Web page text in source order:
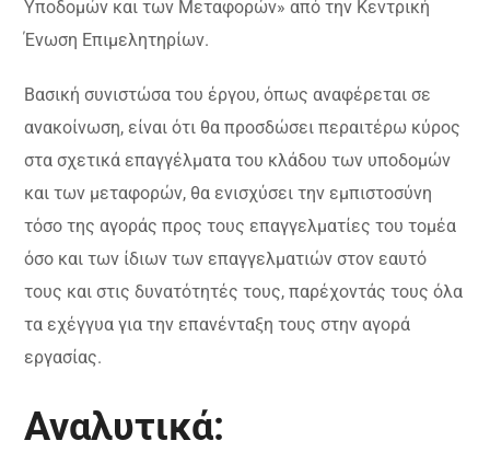
Υποδομών και των Μεταφορών» από την Κεντρική
Ένωση Επιμελητηρίων.
Βασική συνιστώσα του έργου, όπως αναφέρεται σε
ανακοίνωση, είναι ότι θα προσδώσει περαιτέρω κύρος
στα σχετικά επαγγέλματα του κλάδου των υποδομών
και των μεταφορών, θα ενισχύσει την εμπιστοσύνη
τόσο της αγοράς προς τους επαγγελματίες του τομέα
όσο και των ίδιων των επαγγελματιών στον εαυτό
τους και στις δυνατότητές τους, παρέχοντάς τους όλα
τα εχέγγυα για την επανένταξη τους στην αγορά
εργασίας.
Αναλυτικά: